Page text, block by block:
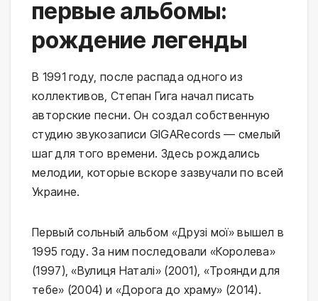
первые альбомы:
рождение легенды
В 1991 году, после распада одного из
коллективов, Степан Гига начал писать
авторские песни. Он создал собственную
студию звукозаписи GIGARecords — смелый
шаг для того времени. Здесь рождались
мелодии, которые вскоре зазвучали по всей
Украине.
Первый сольный альбом «Друзі мої» вышел в
1995 году. За ним последовали «Королева»
(1997), «Вулиця Наталі» (2001), «Троянди для
тебе» (2004) и «Дорога до храму» (2014).